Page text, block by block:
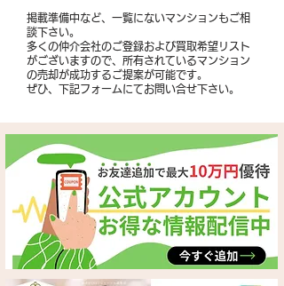
掲載準備中など、一覧にないマンションもご相
談下さい。
多くの仲介会社のご登録および買取希望リスト
がございますので、所有されているマンション
の売却が成功するご提案が可能です。
​ぜひ、下記フォームにてお問い合せ下さい。